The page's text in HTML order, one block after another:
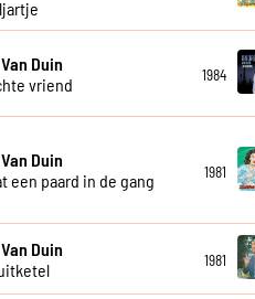
Duin
vriend
1984
Duin
een paard in de gang
1981
Duin
1981